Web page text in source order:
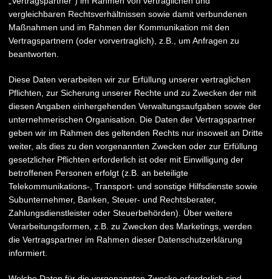
vergleichbaren Rechtsverhältnissen sowie damit verbundenen
Maßnahmen und im Rahmen der Kommunikation mit den
Vertragspartnern (oder vorvertraglich), z.B., um Anfragen zu
beantworten.
Diese Daten verarbeiten wir zur Erfüllung unserer vertraglichen
Pflichten, zur Sicherung unserer Rechte und zu Zwecken der mit
diesen Angaben einhergehenden Verwaltungsaufgaben sowie der
unternehmerischen Organisation. Die Daten der Vertragspartner
geben wir im Rahmen des geltenden Rechts nur insoweit an Dritte
weiter, als dies zu den vorgenannten Zwecken oder zur Erfüllung
gesetzlicher Pflichten erforderlich ist oder mit Einwilligung der
betroffenen Personen erfolgt (z.B. an beteiligte
Telekommunikations-, Transport- und sonstige Hilfsdienste sowie
Subunternehmer, Banken, Steuer- und Rechtsberater,
Zahlungsdienstleister oder Steuerbehörden). Über weitere
Verarbeitungsformen, z.B. zu Zwecken des Marketings, werden
die Vertragspartner im Rahmen dieser Datenschutzerklärung
informiert.